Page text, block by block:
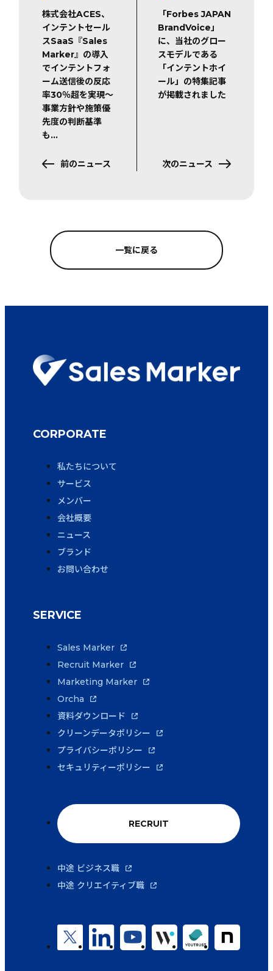
株式会社ACES、
インテントセール
スSaaS『Sales
Marker』の導入
でインテントフォ
ーム送信後の反応
率30％超を実現～
事業方針や施策優
先度の判断基準
も…
前のニュース
「Forbes JAPAN
BrandVoice」
に、当社のグロー
スモデルである
「インテントホイ
ール」の特集記事
が掲載されました
次のニュース
一覧に戻る
CORPORATE
私たちについて
サービス
メンバー
会社概要
ニュース
ブランド
お問い合わせ
SERVICE
Sales Marker
Recruit Marker
Marketing Marker
Orcha
資料ダウンロード
クリーンデータポリシー
プライバシーポリシー
セキュリティーポリシー
RECRUIT
中途 ビジネス職
中途 クリエイティブ職